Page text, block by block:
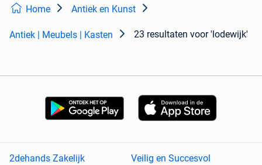
Home Antiek en Kunst
Antiek | Meubels | Kasten 23 resultaten voor 'lodewijk'
2dehands Zakelijk
Veilig en Succesvol